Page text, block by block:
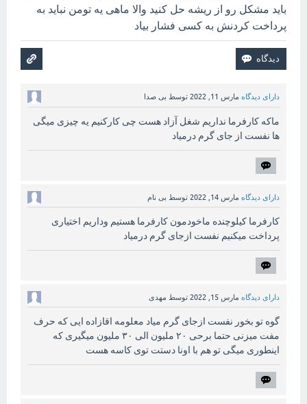
باید مشکل رو از ریشه حل کنید والا ماهی یه تومن نباید به
پرداخت کردنش به کسی فشار بیاد
دارای دیدگاه مارس 11, 2022 توسط بی صدا
ماکه کارفرما نداریم شغل آزاد هست چی کارکنیم یه چیزی میگی
ها نفست از جای گرم درمیاد
دارای دیدگاه مارس 14, 2022 توسط بی نام
کارفرما کیلوچنده ماخودمون کارفرما هستیم وداریم اختیاری
پرداخت میکنیم نفست ازجای گرم درمیاد
دارای دیدگاه مارس 15, 2022 توسط مهدی
گوه تو بخور نفست ازجای گرم میاد معلومه اقازاده ایی که حرف
مفت میزنی حتما برحی ۲۰ ملیون الی ۳۰ ملیون میگیری که
اینطوری میگی تو هم با اونا دستت توی کاسه هست